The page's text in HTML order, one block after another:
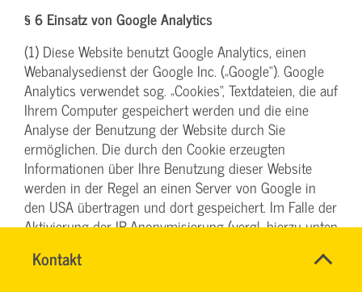
Kontakt
SYBILLE
Name*
§ 6 Einsatz von Google Analytics
(1) Diese Website benutzt Google Analytics, einen
Webanalysedienst der Google Inc. („Google“). Google
Analytics verwendet sog. „Cookies“, Textdateien, die auf
Ihrem Computer gespeichert werden und die eine
Analyse der Benutzung der Website durch Sie
ermöglichen. Die durch den Cookie erzeugten
Informationen über Ihre Benutzung dieser Website
werden in der Regel an einen Server von Google in
den USA übertragen und dort gespeichert. Im Falle der
Aktivierung der IP-Anonymisierung (vergl. hierzu unten
von Google jedoch innerhalb von Mitgliedstaaten der